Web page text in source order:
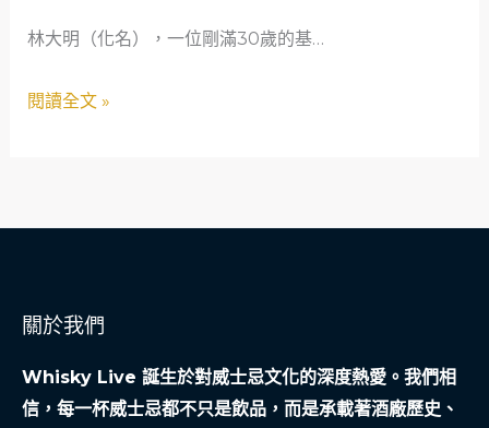
峰
林大明（化名），一位剛滿30歲的基…
行
宙
閱讀全文 »
關於我們
Whisky Live 誕生於對威士忌文化的深度熱愛。我們相
信，每一杯威士忌都不只是飲品，而是承載著酒廠歷史、